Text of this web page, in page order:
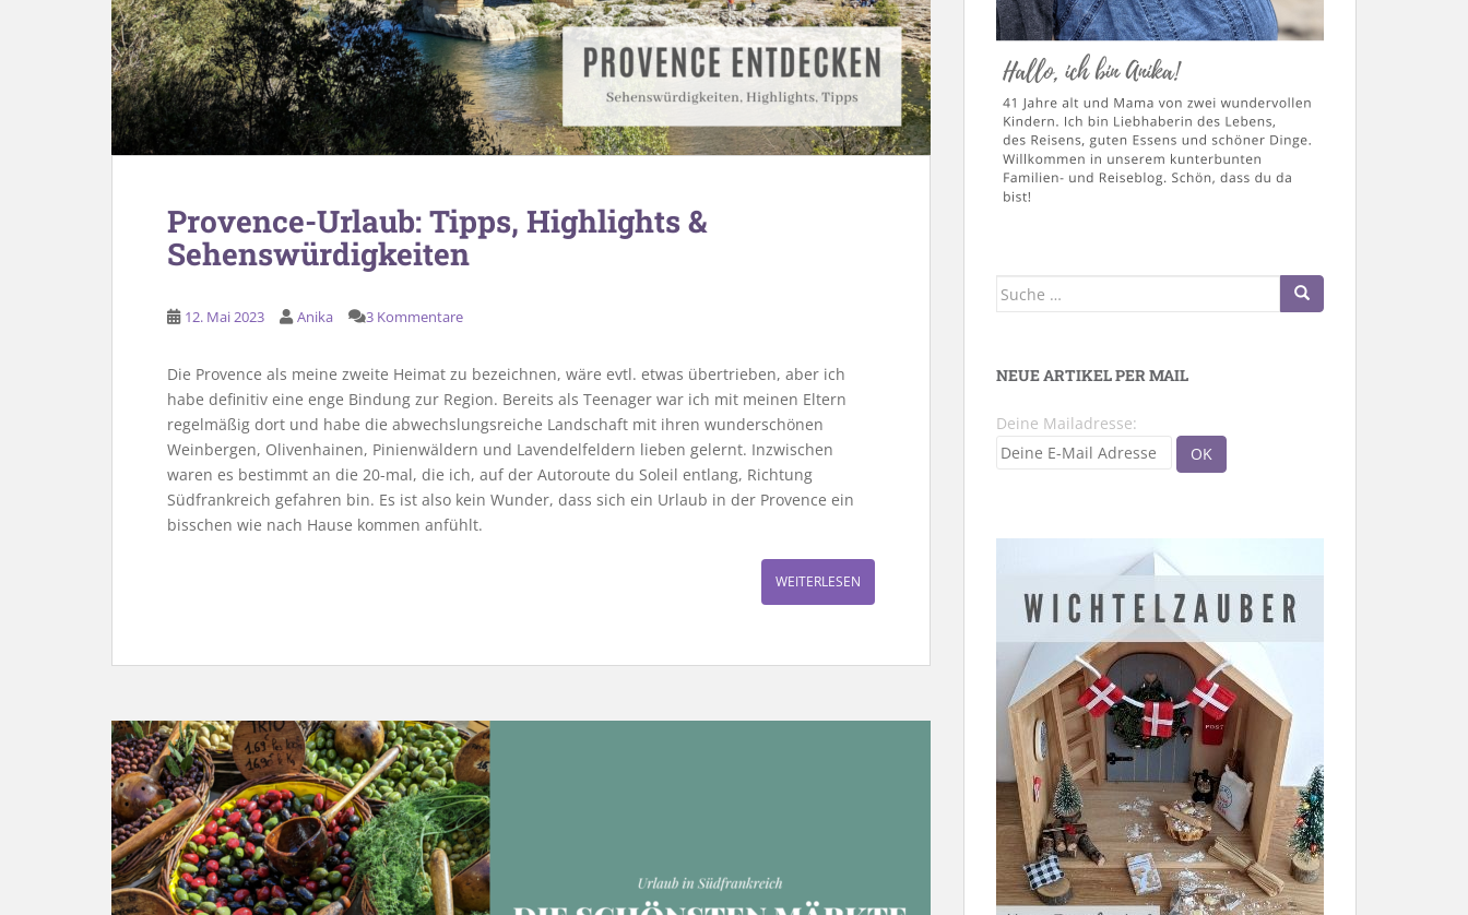
Provence-Urlaub: Tipps, Highlights &
Sehenswürdigkeiten
12. Mai 2023 Anika 3 Kommentare
Die Provence als meine zweite Heimat zu bezeichnen, wäre evtl. etwas übertrieben, aber ich
habe definitiv eine enge Bindung zur Region. Bereits als Teenager war ich mit meinen Eltern
regelmäßig dort und habe die abwechslungsreiche Landschaft mit ihren wunderschönen
Weinbergen, Olivenhainen, Pinienwäldern und Lavendelfeldern lieben gelernt. Inzwischen
waren es bestimmt an die 20-mal, die ich, auf der Autoroute du Soleil entlang, Richtung
Südfrankreich gefahren bin. Es ist also kein Wunder, dass sich ein Urlaub in der Provence ein
bisschen wie nach Hause kommen anfühlt.
WEITERLESEN
Suche
NEUE ARTIKEL PER MAIL
Deine Mailadresse: